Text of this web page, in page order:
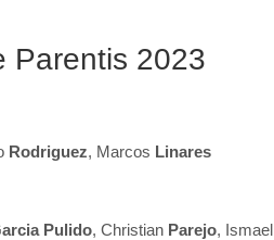
Parentis 2023
Rodriguez, Marcos Linares
Pulido, Christian Parejo, Ismael